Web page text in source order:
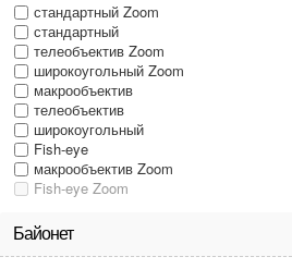
стандартный Zoom
стандартный
телеобъектив Zoom
широкоугольный Zoom
макрообъектив
телеобъектив
широкоугольный
Fish-eye
макрообъектив Zoom
Fish-eye Zoom
Байонет